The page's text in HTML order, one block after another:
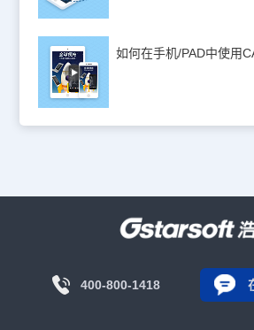
如何在手机/PAD中使用
400-800-1418